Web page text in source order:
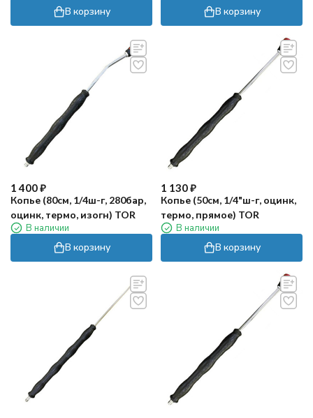
В корзину В корзину
1 400₽
Копье (80см, 1/4ш-г, 280бар,
оцинк, термо, изогн) TOR
В наличии
В корзину
1 130₽
Копье (50см, 1/4"ш-г, оцинк,
термо, прямое) TOR
В наличии
В корзину